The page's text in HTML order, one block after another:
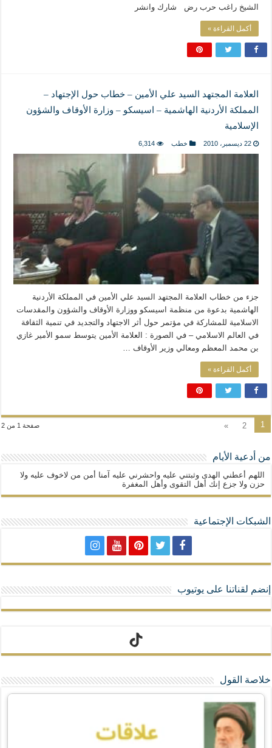
الشيخ راغب حرب رض شارك وانشر
أكمل القراءة »
العلامة المجتهد السيد علي الأمين – خطاب حول الإجتهاد –
المملكة الأردنية الهاشمية – اسيسكو – وزارة الأوقاف والشؤون
الإسلامية
22 ديسمبر، 2010 خطب 6,314
جزء من خطاب العلامة المجتهد السيد علي الأمين في المملكة الأردنية
الهاشمية بدعوة من منظمة اسيسكو ووزارة الأوقاف والشؤون والمقدسات
الاسلامية للمشاركة في مؤتمر حول أثر الاجتهاد والتجديد في تنمية الثقافة
في العالم الاسلامي – في الصورة : العلامة الأمين يتوسط سمو الأمير غازي
بن محمد المعظم ومعالي وزير الأوقاف …
أكمل القراءة »
صفحة 1 من 2 1
2
»
من أدعية الأيام
اللهم أعطني الهدى وثبتني عليه واحشرني عليه آمنا أمن من لاخوف عليه ولا
حزن ولا جزع إنك أهل التقوى وأهل المغفرة
الشبكات الإجتماعية
إنضم لقناتنا على يوتيوب
تيك توك
خلاصة القول